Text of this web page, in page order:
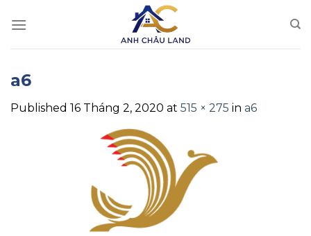
a6
Published 16 Tháng 2, 2020 at 515 × 275 in a6